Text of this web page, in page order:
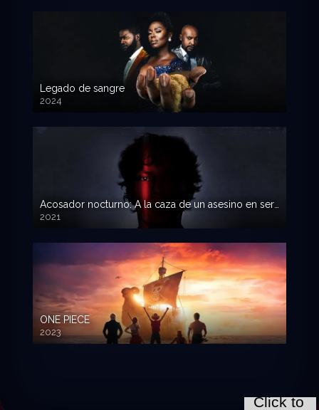
Legado de sangre
2024
2021
ONE PIECE
2023